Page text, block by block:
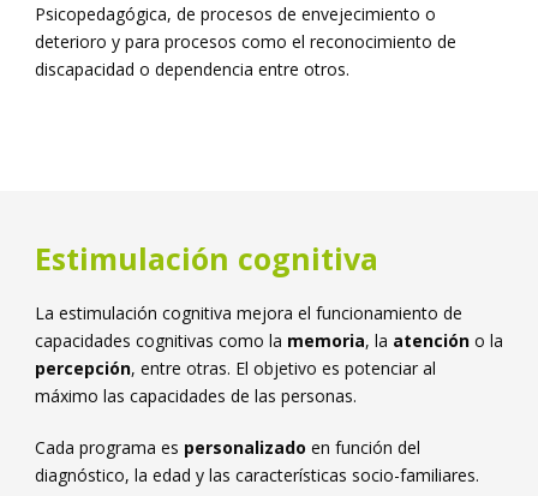
Psicopedagógica, de procesos de envejecimiento o
deterioro y para procesos como el reconocimiento de
discapacidad o dependencia entre otros.
Estimulación cognitiva
La estimulación cognitiva mejora el funcionamiento de
capacidades cognitivas como la memoria, la atención o la
percepción, entre otras. El objetivo es potenciar al
máximo las capacidades de las personas.
Cada programa es personalizado en función del
diagnóstico, la edad y las características socio-familiares.